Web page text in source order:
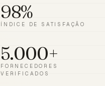
98%
ÍNDICE DE SATISFAÇÃO
5.000+
FORNECEDORES
VERIFICADOS